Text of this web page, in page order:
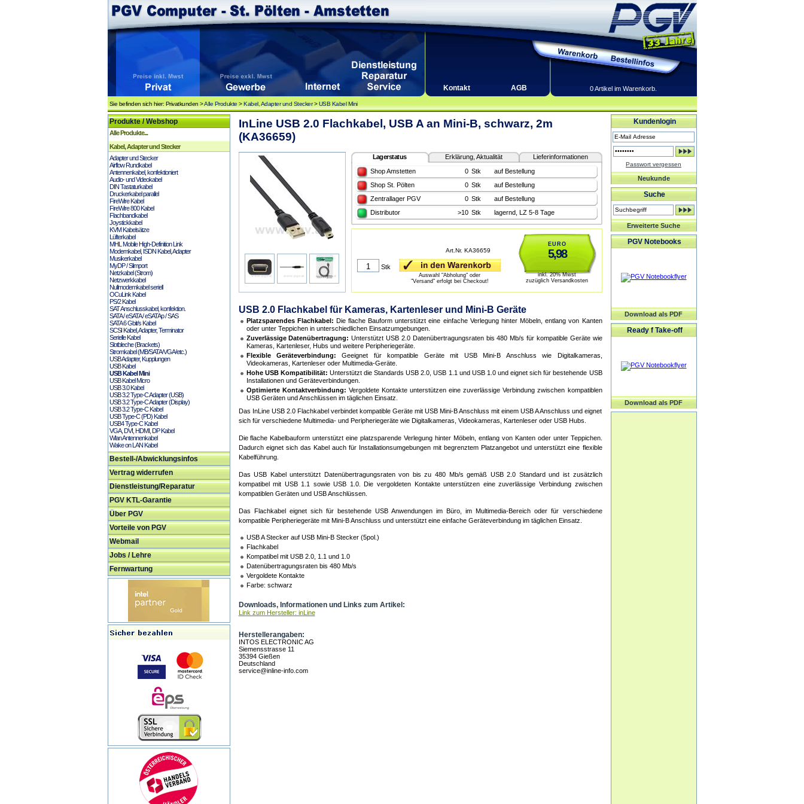
Kontakt AGB 0 Artikel im Warenkorb.
Sie befinden sich hier: Privatkunden >Alle Produkte >Kabel, Adapter und Stecker>USB Kabel Mini
Produkte / Webshop
Alle Produkte...
Kabel, Adapter und Stecker
Adapter und Stecker
Airflow Rundkabel
Antennenkabel, konfektioniert
Audio- und Videokabel
DIN Tastaturkabel
Druckerkabel parallel
FireWire Kabel
FireWire 800 Kabel
Flachbandkabel
Joystickkabel
KVM Kabelsätze
Lüfterkabel
MHL Mobile High-Definition Link
Modemkabel, ISDN Kabel, Adapter
Musikerkabel
MyDP / Slimport
Netzkabel (Strom)
Netzwerkkabel
Nullmodemkabel seriell
OCuLink Kabel
PS/2 Kabel
SAT Anschlusskabel, konfektion.
SATA / eSATA / eSATAp / SAS
SATA 6 Gbit/s Kabel
SCSI Kabel, Adapter, Terminator
Serielle Kabel
Slotbleche (Brackets)
Stromkabel (MB/SATA/VGA/etc.)
USB Adapter, Kupplungen
USB Kabel
USB Kabel Mini
USB Kabel Micro
USB 3.0 Kabel
USB 3.2 Type-C Adapter (USB)
USB 3.2 Type-C Adapter (Display)
USB 3.2 Type-C Kabel
USB Type-C (PD) Kabel
USB4 Type-C Kabel
VGA, DVI, HDMI, DP Kabel
Wlan Antennenkabel
Wake on LAN Kabel
Bestell-/Abwicklungsinfos
Vertrag widerrufen
Dienstleistung/Reparatur
PGV KTL-Garantie
Über PGV
Vorteile von PGV
Webmail
Jobs / Lehre
Fernwartung
InLine USB 2.0 Flachkabel, USB A an Mini-B, schwarz, 2m
(KA36659)
Lagerstatus Erklärung, Aktualität
Lieferinformationen
Shop Amstetten
0 Stk
auf Bestellung
Shop St. Pölten
0 Stk
auf Bestellung
Zentrallager PGV
0 Stk
auf Bestellung
Distributor
>10 Stk lagernd, LZ 5-8 Tage
EURO
5,98
inkl. 20% Mwst
zuzüglich Versandkosten
Art.Nr. KA36659
Stk
Auswahl "Abholung" oder
"Versand" erfolgt bei Checkout!
USB 2.0 Flachkabel für Kameras, Kartenleser und Mini-B Geräte
Platzsparendes Flachkabel: Die flache Bauform unterstützt eine einfache Verlegung hinter Möbeln, entlang von Kanten
oder unter Teppichen in unterschiedlichen Einsatzumgebungen.
Zuverlässige Datenübertragung: Unterstützt USB 2.0 Datenübertragungsraten bis 480 Mb/s für kompatible Geräte wie
Kameras, Kartenleser, Hubs und weitere Peripheriegeräte.
Flexible Geräteverbindung: Geeignet für kompatible Geräte mit USB Mini-B Anschluss wie Digitalkameras,
Videokameras, Kartenleser oder Multimedia-Geräte.
Hohe USB Kompatibilität: Unterstützt die Standards USB 2.0, USB 1.1 und USB 1.0 und eignet sich für bestehende USB
Installationen und Geräteverbindungen.
Optimierte Kontaktverbindung: Vergoldete Kontakte unterstützen eine zuverlässige Verbindung zwischen kompatiblen
USB Geräten und Anschlüssen im täglichen Einsatz.
Das InLine USB 2.0 Flachkabel verbindet kompatible Geräte mit USB Mini-B Anschluss mit einem USB A Anschluss und eignet
sich für verschiedene Multimedia- und Peripheriegeräte wie Digitalkameras, Videokameras, Kartenleser oder USB Hubs.
Die flache Kabelbauform unterstützt eine platzsparende Verlegung hinter Möbeln, entlang von Kanten oder unter Teppichen.
Dadurch eignet sich das Kabel auch für Installationsumgebungen mit begrenztem Platzangebot und unterstützt eine flexible
Kabelführung.
Das USB Kabel unterstützt Datenübertragungsraten von bis zu 480 Mb/s gemäß USB 2.0 Standard und ist zusätzlich
kompatibel mit USB 1.1 sowie USB 1.0. Die vergoldeten Kontakte unterstützen eine zuverlässige Verbindung zwischen
kompatiblen Geräten und USB Anschlüssen.
Das Flachkabel eignet sich für bestehende USB Anwendungen im Büro, im Multimedia-Bereich oder für verschiedene
kompatible Peripheriegeräte mit Mini-B Anschluss und unterstützt eine einfache Geräteverbindung im täglichen Einsatz.
USB A Stecker auf USB Mini-B Stecker (5pol.)
Flachkabel
Kompatibel mit USB 2.0, 1.1 und 1.0
Datenübertragungsraten bis 480 Mb/s
Vergoldete Kontakte
Farbe: schwarz
Downloads, Informationen und Links zum Artikel:
Link zum Hersteller: inLine
Herstellerangaben:
INTOS ELECTRONIC AG
Siemensstrasse 11
35394 Gießen
Deutschland
service@inline-info.com
Kundenlogin
Passwort vergessen
Neukunde
Suche
Erweiterte Suche
PGV Notebooks
Download als PDF
Ready f Take-off
Download als PDF